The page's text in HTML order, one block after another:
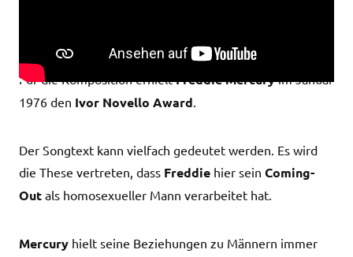
Für die Komposition erhieltFreddie Mercuryim Januar
1976 den Ivor Novello Award.
Der Songtext kann vielfach gedeutet werden. Es wird
die These vertreten, dass Freddie hier sein Coming-
Out als homosexueller Mann verarbeitet hat.
Mercury hielt seine Beziehungen zu Männern immer